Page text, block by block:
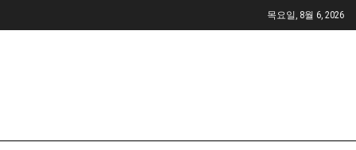
목요일, 8월 6, 2026